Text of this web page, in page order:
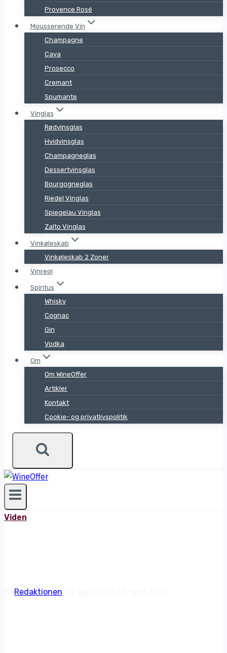
Provence Rosé
Mousserende Vin
Champagne
Cava
Prosecco
Cremant
Spumante
Vinglas
Rødvinsglas
Hvidvinsglas
Champagneglas
Dessertvinsglas
Bourgogneglas
Riedel Vinglas
Spiegelau Vinglas
Zalto Vinglas
Vinkøleskab
Vinkøleskab 2 Zoner
Vinreol
Spiritus
Whisky
Cognac
Gin
Vodka
Om
Om WineOffer
Artikler
Kontakt
Cookie- og privatlivspolitik
Viden
Redaktionen